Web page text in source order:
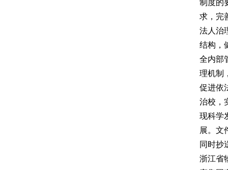
制度的
求，完
法人治
结构，
全内部
理机制，
促进依
治校，
现科学
展。文
同时抄
浙江省